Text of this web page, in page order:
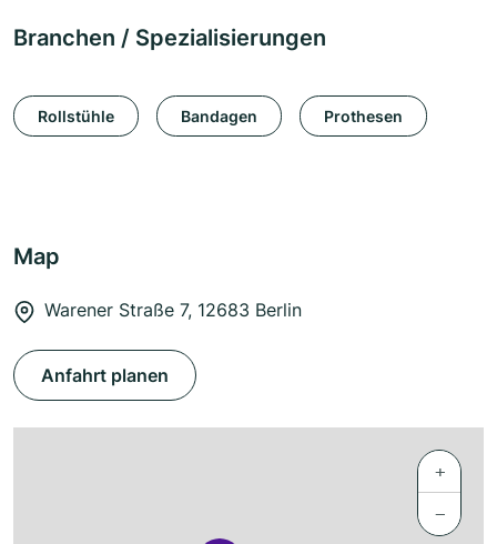
Branchen / Spezialisierungen
Rollstühle Bandagen Prothesen
Map
Warener Straße 7, 12683 Berlin
Anfahrt planen
+
−